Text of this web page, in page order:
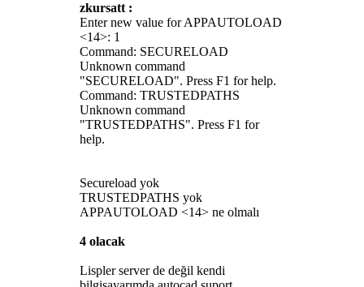
zkursatt :
Enter new value for APPAUTOLOAD
<14>: 1
Command: SECURELOAD
Unknown command
"SECURELOAD". Press F1 for help.
Command: TRUSTEDPATHS
Unknown command
"TRUSTEDPATHS". Press F1 for
help.
Secureload yok
TRUSTEDPATHS yok
APPAUTOLOAD <14> ne olmalı
4 olacak
Lispler server de değil kendi